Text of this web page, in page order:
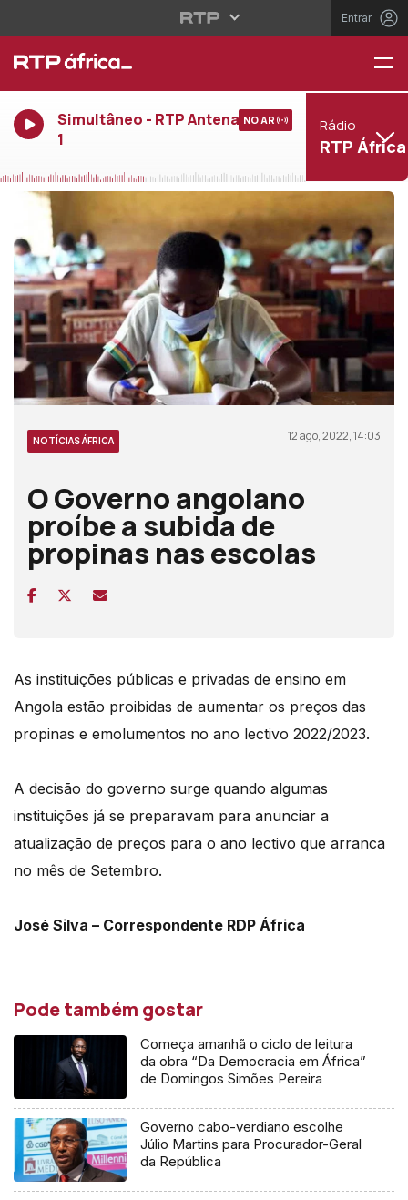
Entrar
Simultâneo - RTP Antena
1
NO AR Rádio
RTP África
NOTÍCIAS ÁFRICA 12 ago, 2022, 14:03
O Governo angolano
proíbe a subida de
propinas nas escolas
As instituições públicas e privadas de ensino em
Angola estão proibidas de aumentar os preços das
propinas e emolumentos no ano lectivo 2022/2023.
A decisão do governo surge quando algumas
instituições já se preparavam para anunciar a
atualização de preços para o ano lectivo que arranca
no mês de Setembro.
José Silva – Correspondente RDP África
Pode também gostar
Começa amanhã o ciclo de leitura
da obra “Da Democracia em África”
de Domingos Simões Pereira
Governo cabo-verdiano escolhe
Júlio Martins para Procurador-Geral
da República